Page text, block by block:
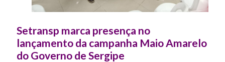
Setransp marca presença no
lançamento da campanha Maio Amarelo
do Governo de Sergipe